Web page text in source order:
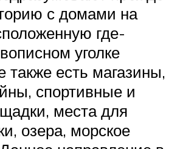
с домами на
где-
уголке
также есть магазины,
спортивные и
места для
озера, морское